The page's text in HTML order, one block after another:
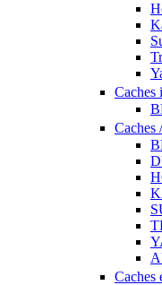
Caches
Caches
Caches